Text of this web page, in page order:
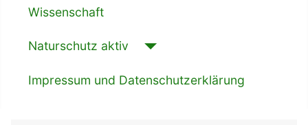
Wissenschaft
Naturschutz aktiv
Impressum und Datenschutzerklärung